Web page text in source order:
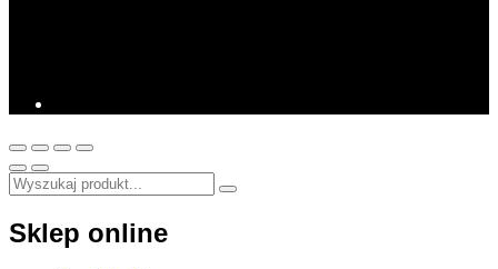
Sklep online